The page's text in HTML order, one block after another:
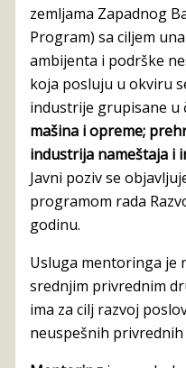
zemljama Zapadnog
Program) sa ciljem
ambijenta i podrške
koja posluju u okviru
industrije grupisane u
mašina i opreme;
industrija nameštaja i
Javni poziv se
programom rada
godinu.
Usluga mentoringa je
srednjim privrednim
ima za cilj razvoj
neuspešnih